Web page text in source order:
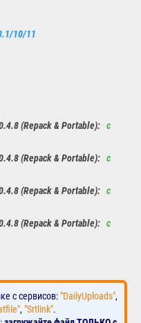
10/11
(Repack & Portable): с
(Repack & Portable): с
(Repack & Portable): с
(Repack & Portable): с
с сервисов: "DailyUploads",
, "Srtlink".